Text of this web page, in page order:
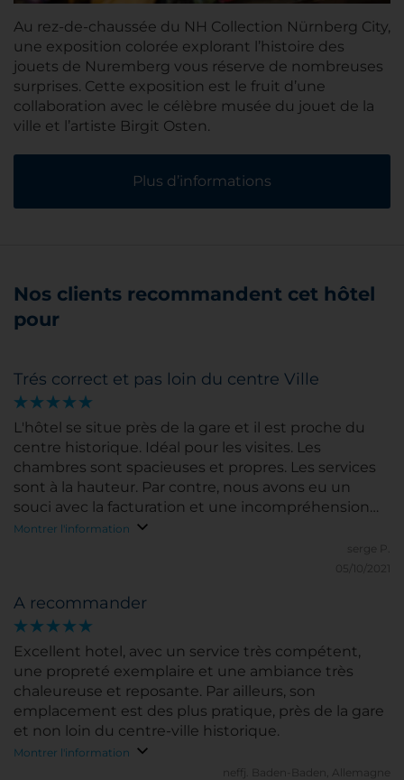
Au rez-de-chaussée du NH Collection Nürnberg City,
une exposition colorée explorant l’histoire des
jouets de Nuremberg vous réserve de nombreuses
surprises. Cette exposition est le fruit d’une
collaboration avec le célèbre musée du jouet de la
ville et l’artiste Birgit Osten.
Plus d’informations
Nos clients recommandent cet hôtel
pour
Trés correct et pas loin du centre Ville
L'hôtel se situe près de la gare et il est proche du
centre historique. Idéal pour les visites. Les
chambres sont spacieuses et propres. Les services
sont à la hauteur. Par contre, nous avons eu un
souci avec la facturation et une incompréhension
sur la facturation des petits déjeuners (sans doute
L'accueil a résolu le problème en notre faveur. Merci!
Montrer l'information
serge P.
05/10/2021
A recommander
Excellent hotel, avec un service très compétent,
une propreté exemplaire et une ambiance très
chaleureuse et reposante. Par ailleurs, son
emplacement est des plus pratique, près de la gare
et non loin du centre-ville historique.
Montrer l'information
neffj.
Baden-Baden, Allemagne